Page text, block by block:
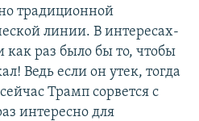
традиционной
линии. В интересах-
как раз было бы то, чтобы
Ведь если он утек, тогда
Трамп сорвется с
интересно для